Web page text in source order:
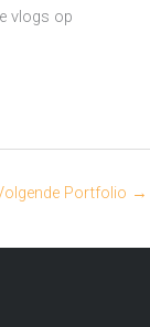
vlogs op
Portfolio →